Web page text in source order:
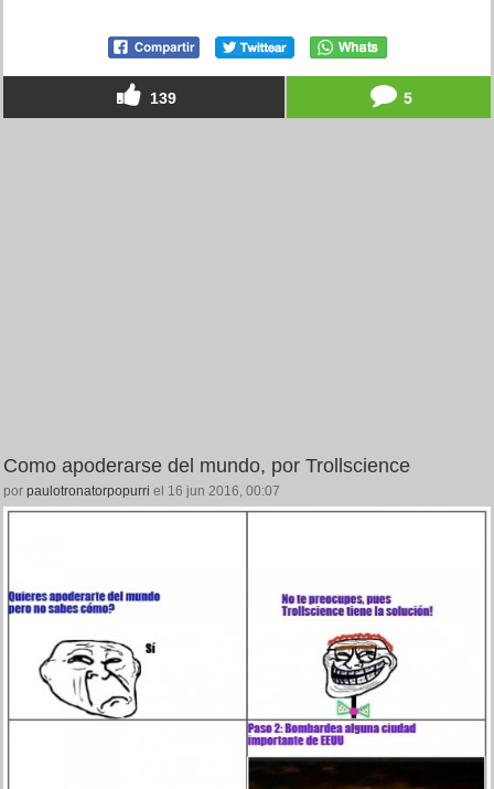
139 5
Como apoderarse del mundo, por Trollscience
por paulotronatorpopurri el 16 jun 2016, 00:07